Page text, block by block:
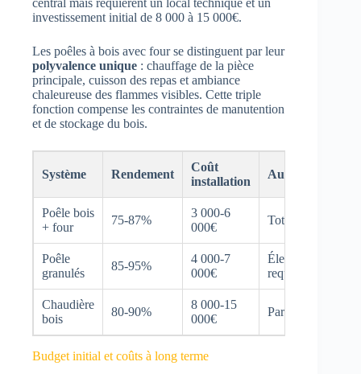
investissement initial de 8 000 à 15 000€.
Les poêles à bois avec four se distinguent par leur
polyvalence unique : chauffage de la pièce
principale, cuisson des repas et ambiance
chaleureuse des flammes visibles. Cette triple
fonction compense les contraintes de manutention
et de stockage du bois.
Système Rendement
Coût
installation
Autonomie
Poêle bois
+ four
75-87%
3 000-6
000€
Totale
Poêle
granulés
85-95%
4 000-7
000€
Électricité
requise
Chaudière
bois
80-90%
8 000-15
000€
Partielle
Budget initial et coûts à long terme